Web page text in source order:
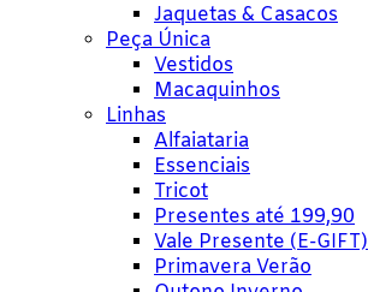
Jaquetas & Casacos
Peça Única
Vestidos
Macaquinhos
Linhas
Alfaiataria
Essenciais
Tricot
Presentes até 199,90
Vale Presente (E-GIFT)
Primavera Verão